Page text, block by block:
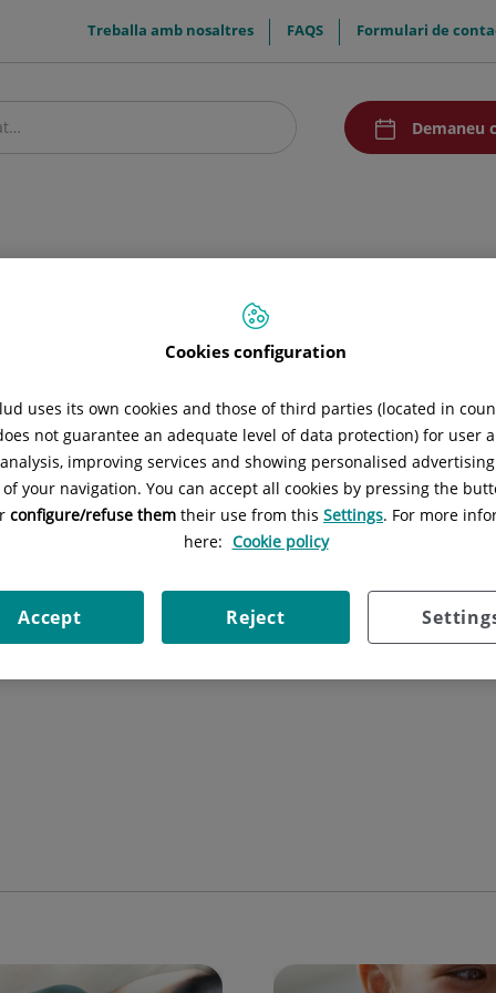
menuTop
Treballa amb nosaltres FAQS Formulari de
menú
acceso
Demaneu
activitats dedicades a millorar el teu benestar i salut.
De Maig 2026
Dissabte 9, De Maig 2026
Avui no hi ha esdeveniments. Seleccioneu un dia del calendari.
Cookies configuration
uses its own cookies and those of third parties (located in
not guarantee an adequate level of data protection) for user
improving services and showing personalised
your navigation. You can accept all cookies by pressing the
configure/refuse them their use from this Settings. For more
here: Cookie policy
Reject
Accept